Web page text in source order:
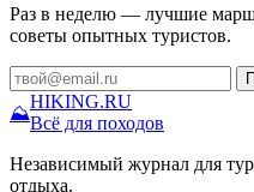
Раз в неделю — лучшие
советы опытных туристов.
⛰
HIKING.RU
Всё для походов
Независимый журнал для
отдыха.